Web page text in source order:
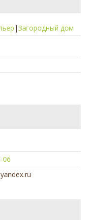
|Загородный дом
06